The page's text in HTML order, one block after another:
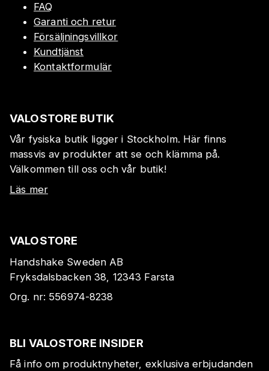
FAQ
Garanti och retur
Försäljningsvillkor
Kundtjänst
Kontaktformulär
VALOSTORE BUTIK
Vår fysiska butik ligger i Stockholm. Här finns
massvis av produkter att se och klämma på.
Välkommen till oss och vår butik!
Läs mer
VALOSTORE
Handshake Sweden AB
Fryksdalsbacken 38, 12343 Farsta
Org. nr: 556974-8238
BLI VALOSTORE INSIDER
Få info om produktnyheter, exklusiva erbjudanden